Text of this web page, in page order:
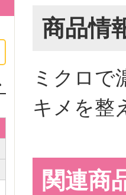
商品情
ミクロで
キメを整
関連商